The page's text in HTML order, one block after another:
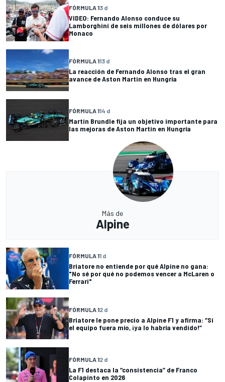
FÓRMULA 13 d
VIDEO: Fernando Alonso conduce su
Lamborghini de seis millones de dólares por
Monaco
FÓRMULA 113 d
La reacción de Fernando Alonso tras el gran
avance de Aston Martin en Hungría
FÓRMULA 114 d
Martin Brundle fija un objetivo importante para
las mejoras de Aston Martin en Hungría
Más de
Alpine
FÓRMULA 11 d
Briatore no entiende por qué Alpine no gana:
"No sé por qué no podemos vencer a McLaren o
Ferrari"
FÓRMULA 12 d
Briatore le pone precio a Alpine F1 y afirma: “Si
el equipo fuera mío, ¡ya lo habría vendido!”
FÓRMULA 12 d
La F1 destaca la “consistencia” de Franco
Colapinto en 2026